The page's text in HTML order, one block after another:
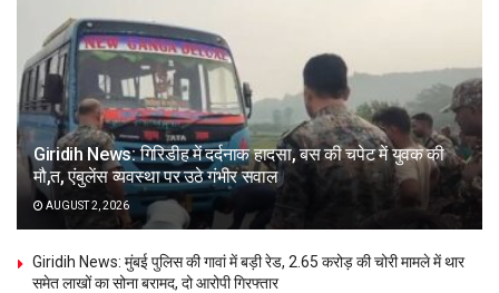
Giridih News: गिरिडीह में दर्दनाक हादसा, बस की चपेट में युवक की
मौ,त, एंबुलेंस व्यवस्था पर उठे गंभीर सवाल
AUGUST 2, 2026
Giridih News: मुंबई पुलिस की गावां में बड़ी रेड, 2.65 करोड़ की चोरी मामले में थार
समेत लाखों का सोना बरामद, दो आरोपी गिरफ्तार